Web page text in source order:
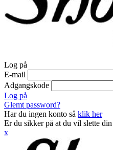
Log på
E-mail
Adgangskode
Log på
Glemt password?
Har du ingen konto så klik her
Er du sikker på at du vil slette
x